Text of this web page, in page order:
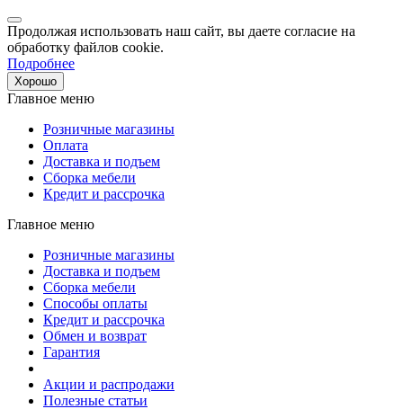
Продолжая использовать наш сайт, вы даете согласие на
обработку файлов cookie.
Подробнее
Хорошо
Главное меню
Розничные магазины
Оплата
Доставка и подъем
Сборка мебели
Кредит и рассрочка
Главное меню
Розничные магазины
Доставка и подъем
Сборка мебели
Способы оплаты
Кредит и рассрочка
Обмен и возврат
Гарантия
Акции и распродажи
Полезные статьи